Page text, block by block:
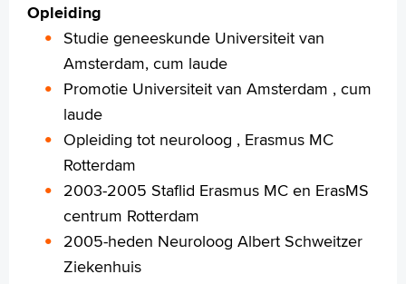
English
Français
Polski
Türkçe
Arabisch
Opleiding
Studie geneeskunde Universiteit van
Amsterdam, cum laude
Promotie Universiteit van Amsterdam , cum
laude
Opleiding tot neuroloog , Erasmus MC
Rotterdam
2003-2005 Staflid Erasmus MC en ErasMS
centrum Rotterdam
2005-heden Neuroloog Albert Schweitzer
Ziekenhuis